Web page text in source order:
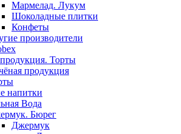
Мармелад. Лукум
Шоколадные плитки
Конфеты
производители
Торты
продукция
напитки
Вода
Бюрег
Джермук